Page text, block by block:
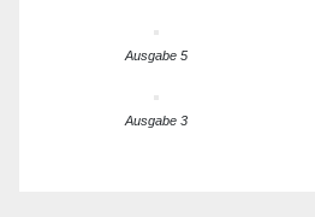
Ausgabe 5
Ausgabe 3